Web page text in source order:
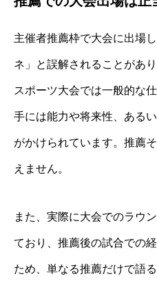
主催者推薦枠で大会に出場
ネ」と誤解されることがあ
スポーツ大会では一般的な
手には能力や将来性、ある
がかけられています。推薦
えません。
また、実際に大会でのラウ
ており、推薦後の試合での
ため、単なる推薦だけで語